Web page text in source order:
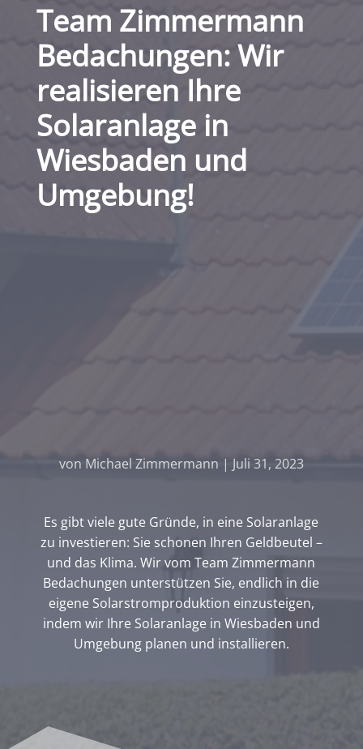
Team Zimmermann
Bedachungen: Wir
realisieren Ihre
Solaranlage in
Wiesbaden und
Umgebung!
von Michael Zimmermann | Juli 31, 2023
Es gibt viele gute Gründe, in eine Solaranlage
zu investieren: Sie schonen Ihren Geldbeutel –
und das Klima. Wir vom Team Zimmermann
Bedachungen unterstützen Sie, endlich in die
eigene Solarstromproduktion einzusteigen,
indem wir Ihre Solaranlage in Wiesbaden und
Umgebung planen und installieren.